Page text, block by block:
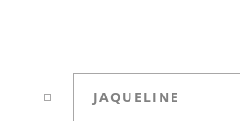
JAQUELINE